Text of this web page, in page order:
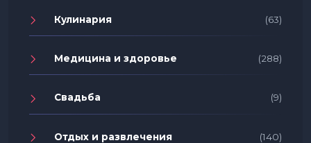
Кулинария (63)
Медицина и здоровье (288)
Свадьба (9)
Отдых и развлечения (140)